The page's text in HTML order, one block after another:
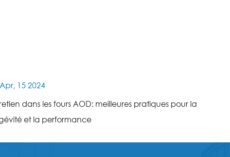
Apr, 15 2024
dans les fours AOD: meilleures pratiques pour la
et la performance